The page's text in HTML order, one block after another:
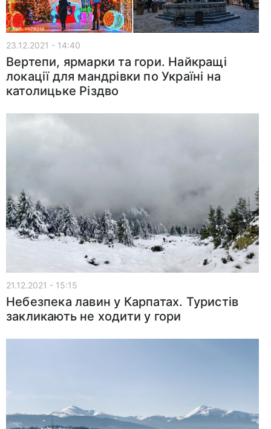
23.12.2021 - 14:40
Вертепи, ярмарки та гори. Найкращі
локації для мандрівки по Україні на
католицьке Різдво
21.12.2021 - 15:15
Небезпека лавин у Карпатах. Туристів
закликають не ходити у гори